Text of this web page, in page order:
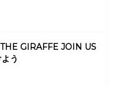
THE GIRAFFE JOIN US
う